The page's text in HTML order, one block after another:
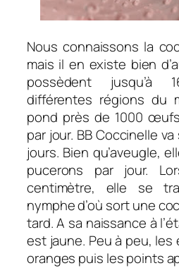
Nous connaissons la
mais il en existe bien
possèdent jusqu’à
différentes régions du
pond près de 1000
par jour. BB Coccinelle
jours. Bien qu’aveugle,
pucerons par jour.
centimètre, elle se
nymphe d’où sort une
tard. A sa naissance à
est jaune. Peu à peu,
oranges puis les points